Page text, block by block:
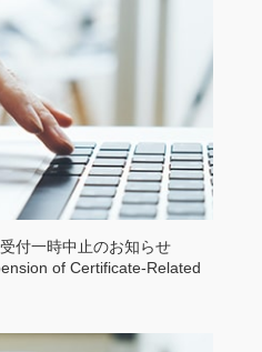
付一時中止のお知らせ
of Certificate-Related